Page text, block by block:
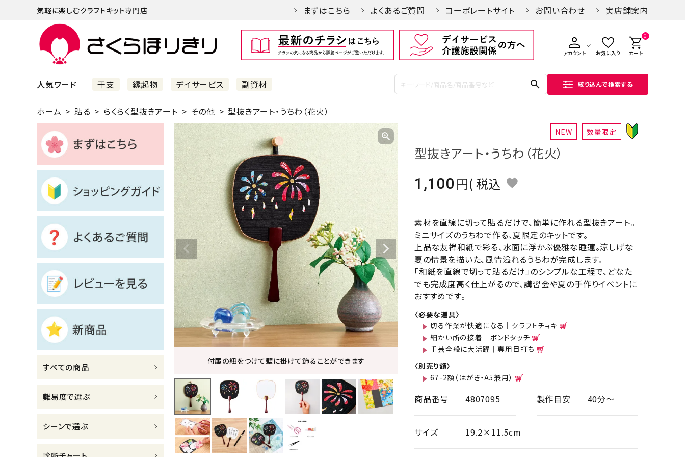
気軽に楽しむクラフトキット専門店 まずはこちら よくあるご質問 コーポレートサイト お問い合わせ 実店舗案内
アカウント お気に入り
0
カート
人気ワード 干支 縁起物 デイサービス 副資材 search 絞り込んで検索する
まずはこちら
ショッピングガイド
よくあるご質問
すべての商品
新着商品
診断チャート
ジャンルで選ぶ
レビューを見る
コーポレートサイト
実店舗案内
介護施設関係の方へ
ホーム 貼る らくらく型抜きアート その他 型抜きアート・うちわ（花火）
すべての商品
難易度で選ぶ
シーンで選ぶ
付属の紐をつけて壁に掛けて飾ることができます
NEW 数量限定
型抜きアート・うちわ（花火）
1,100
税込
素材を直線に切って貼るだけで、簡単に作れる型抜きアート。
ミニサイズのうちわで作る、夏限定のキットです。
上品な友禅和紙で彩る、水面に浮かぶ優雅な睡蓮。涼しげな
夏の情景を描いた、風情溢れるうちわが完成します。
「和紙を直線で切って貼るだけ」のシンプルな工程で、どなた
でも完成度高く仕上がるので、講習会や夏の手作りイベントに
おすすめです。
〈必要な道具〉
切る作業が快適になる｜クラフトチョキ
細かい所の接着｜ボンドタッチ
手芸全般に大活躍｜専用目打ち
〈別売り額〉
67-2額（はがき・A5兼用）
商品番号 4807095 製作目安 40分～
サイズ 19.2×11.5cm